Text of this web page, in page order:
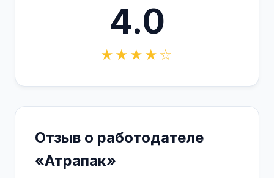
4.0
★★★★☆
Отзыв о работодателе
«Атрапак»